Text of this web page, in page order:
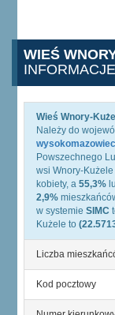
WIEŚ
INFORMACJE
Wieś Wnory-
Należy do
Powszechnego
wsi Wnory-Kużele
kobiety, a 55,3%
2,9%
w systemie SIMC
Kużele to
Liczba
Kod pocztowy